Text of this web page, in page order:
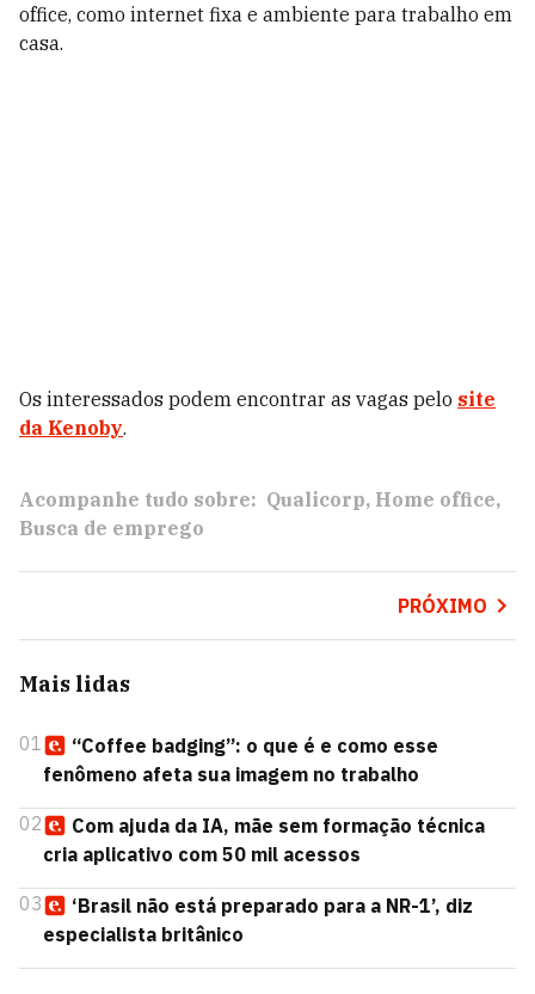
office, como internet fixa e ambiente para trabalho em
casa.
Os interessados podem encontrar as vagas pelo site
da Kenoby.
Acompanhe tudo sobre: Qualicorp Home office
Busca de emprego
PRÓXIMO
Mais lidas
01
“Coffee badging”: o que é e como esse
fenômeno afeta sua imagem no trabalho
02
Com ajuda da IA, mãe sem formação técnica
cria aplicativo com 50 mil acessos
03
‘Brasil não está preparado para a NR-1’, diz
especialista britânico